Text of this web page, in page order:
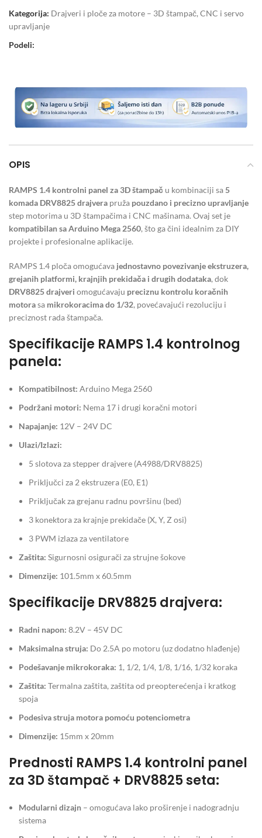
Kategorija: Drajveri i ploče za motore – 3D štampač, CNC i servo
upravljanje
Podeli:
OPIS
RAMPS 1.4 kontrolni panel za 3D štampač u kombinaciji sa 5
komada DRV8825 drajvera pruža pouzdano i precizno upravljanje
step motorima u 3D štampačima i CNC mašinama. Ovaj set je
kompatibilan sa Arduino Mega 2560, što ga čini idealnim za DIY
projekte i profesionalne aplikacije.
RAMPS 1.4 ploča omogućava jednostavno povezivanje ekstruzera,
grejanih platformi, krajnjih prekidača i drugih dodataka, dok
DRV8825 drajveri omogućavaju preciznu kontrolu koračnih
motorasa mikrokoracima do 1/32, povećavajući rezoluciju i
preciznost rada štampača.
Specifikacije RAMPS 1.4 kontrolnog
panela:
Kompatibilnost: Arduino Mega 2560
Podržani motori: Nema 17 i drugi koračni motori
Napajanje: 12V – 24V DC
Ulazi/Izlazi:
5 slotova za stepper drajvere (A4988/DRV8825)
Priključci za 2 ekstruzera (E0, E1)
Priključak za grejanu radnu površinu (bed)
3 konektora za krajnje prekidače (X, Y, Z osi)
3 PWM izlaza za ventilatore
Zaštita: Sigurnosni osigurači za strujne šokove
Dimenzije: 101.5mm x 60.5mm
Specifikacije DRV8825 drajvera:
Radni napon: 8.2V – 45V DC
Maksimalna struja: Do 2.5A po motoru (uz dodatno hlađenje)
Podešavanje mikrokoraka: 1, 1/2, 1/4, 1/8, 1/16, 1/32 koraka
Zaštita: Termalna zaštita, zaštita od preopterećenja i kratkog
spoja
Podesiva struja motora pomoću potenciometra
Dimenzije: 15mm x 20mm
Prednosti RAMPS 1.4 kontrolni panel
za 3D štampač + DRV8825 seta:
Modularni dizajn – omogućava lako proširenje i nadogradnju
sistema